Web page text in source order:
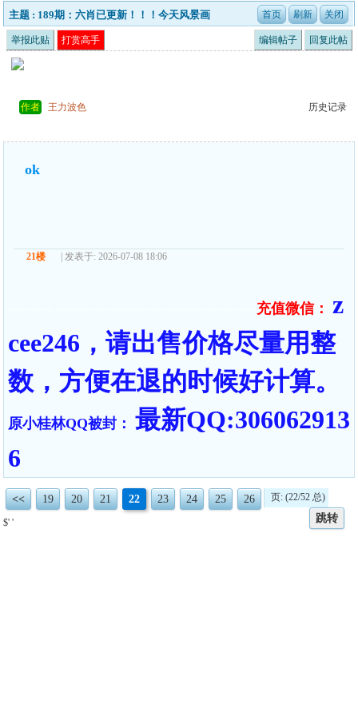
主题 : 189期：六肖已更新！！！今天风景画
举报此贴 打赏高手 编辑帖子 回复此帖
作者 王力波色 历史记录
ok
21楼 | 发表于: 2026-07-08 18:06
充值微信：
z
cee246，请出售价格尽量用整
数，方便在退的时候好计算。
原小桂林QQ被封： 最新QQ:306062913
6
<< 19 20 21 22 23 24 25 26 页: (22/52 总)
跳转
$' '